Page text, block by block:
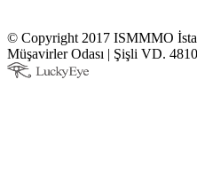
© Copyright 2017 ISMMMO
Müşavirler Odası | Şişli VD.